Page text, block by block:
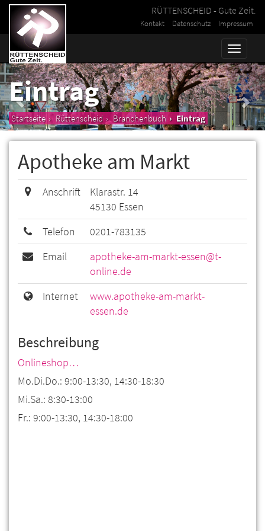
RÜTTENSCHEID - Gute Zeit.
Kontakt Datenschutz Impressum
Toggle
Eintrag
Startseite Rüttenscheid Branchenbuch Eintrag
Apotheke am Markt
Anschrift
Klarastr. 14
45130 Essen
Telefon
0201-783135
Email
apotheke-am-markt-essen@t-
online.de
Internet
www.apotheke-am-markt-
essen.de
Beschreibung
Onlineshop…
Mo.Di.Do.: 9:00-13:30, 14:30-18:30
Mi.Sa.: 8:30-13:00
Fr.: 9:00-13:30, 14:30-18:00